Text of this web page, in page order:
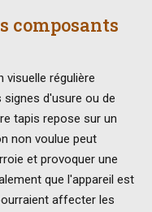
composants
visuelle régulière
d'usure ou de
tapis repose sur un
non voulue peut
et provoquer une
que l'appareil est
affecter les